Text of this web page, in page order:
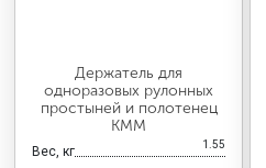
Держатель для
одноразовых рулонных
простыней и полотенец
КММ
Вес, кг 1.55